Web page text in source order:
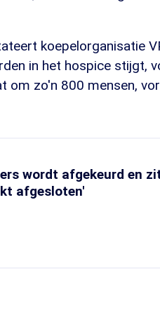
koepelorganisatie
in het hospice stijgt,
om zo'n 800 mensen,
wordt afgekeurd en
afgesloten'